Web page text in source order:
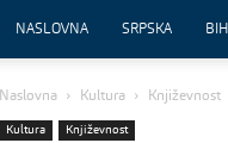
NASLOVNA SRPSKA BIH
Naslovna Kultura Književnost
Kultura Književnost